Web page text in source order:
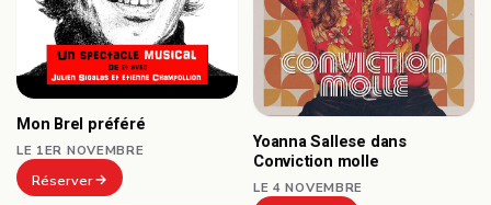
Mon Brel préféré
LE 1ER NOVEMBRE
Réserver
Yoanna Sallese dans
Conviction molle
LE 4 NOVEMBRE